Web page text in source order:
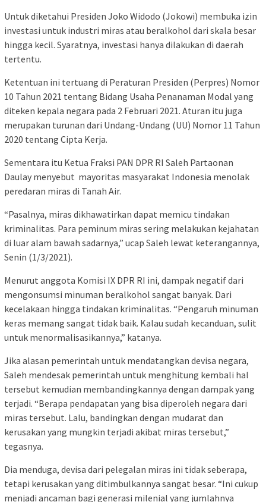
Untuk diketahui Presiden Joko Widodo (Jokowi) membuka izin
investasi untuk industri miras atau beralkohol dari skala besar
hingga kecil. Syaratnya, investasi hanya dilakukan di daerah
tertentu.
Ketentuan ini tertuang di Peraturan Presiden (Perpres) Nomor
10 Tahun 2021 tentang Bidang Usaha Penanaman Modal yang
diteken kepala negara pada 2 Februari 2021. Aturan itu juga
merupakan turunan dari Undang-Undang (UU) Nomor 11 Tahun
2020 tentang Cipta Kerja.
Sementara itu Ketua Fraksi PAN DPR RI Saleh Partaonan
Daulay menyebut mayoritas masyarakat Indonesia menolak
peredaran miras di Tanah Air.
“Pasalnya, miras dikhawatirkan dapat memicu tindakan
kriminalitas. Para peminum miras sering melakukan kejahatan
di luar alam bawah sadarnya,” ucap Saleh lewat keterangannya,
Senin (1/3/2021).
Menurut anggota Komisi IX DPR RI ini, dampak negatif dari
mengonsumsi minuman beralkohol sangat banyak. Dari
kecelakaan hingga tindakan kriminalitas. “Pengaruh minuman
keras memang sangat tidak baik. Kalau sudah kecanduan, sulit
untuk menormalisasikannya,” katanya.
Jika alasan pemerintah untuk mendatangkan devisa negara,
Saleh mendesak pemerintah untuk menghitung kembali hal
tersebut kemudian membandingkannya dengan dampak yang
terjadi. “Berapa pendapatan yang bisa diperoleh negara dari
miras tersebut. Lalu, bandingkan dengan mudarat dan
kerusakan yang mungkin terjadi akibat miras tersebut,”
tegasnya.
Dia menduga, devisa dari pelegalan miras ini tidak seberapa,
tetapi kerusakan yang ditimbulkannya sangat besar. “Ini cukup
menjadi ancaman bagi generasi milenial yang jumlahnya